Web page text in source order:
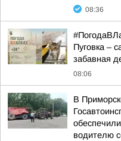
08:36
Пуговка –
забавная
08:06
В
водителю